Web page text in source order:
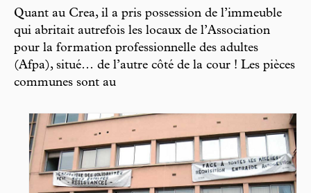
Quant au Crea, il a pris possession de l’immeuble
qui abritait autrefois les locaux de l’Association
pour la formation professionnelle des adultes
(Afpa), situé… de l’autre côté de la cour ! Les pièces
communes sont au